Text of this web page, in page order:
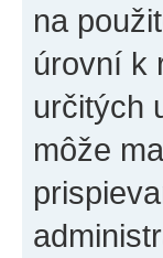
na
úrovní k
určitých
môže